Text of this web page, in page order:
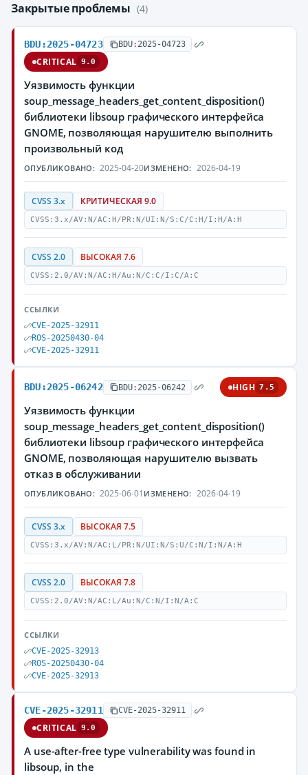
Закрытые проблемы (4)
BDU:2025-04723 BDU:2025-04723
CRITICAL 9.0
Уязвимость функции
soup_message_headers_get_content_disposition()
библиотеки libsoup графического интерфейса
GNOME, позволяющая нарушителю выполнить
произвольный код
ОПУБЛИКОВАНО: 2025-04-20ИЗМЕНЕНО: 2026-04-19
CVSS 3.x КРИТИЧЕСКАЯ 9.0
CVSS:3.x/AV:N/AC:H/PR:N/UI:N/S:C/C:H/I:H/A:H
CVSS 2.0 ВЫСОКАЯ 7.6
CVSS:2.0/AV:N/AC:H/Au:N/C:C/I:C/A:C
ССЫЛКИ
CVE-2025-32911
ROS-20250430-04
CVE-2025-32911
BDU:2025-06242 BDU:2025-06242 HIGH 7.5
Уязвимость функции
soup_message_headers_get_content_disposition()
библиотеки libsoup графического интерфейса
GNOME, позволяющая нарушителю вызвать
отказ в обслуживании
ОПУБЛИКОВАНО: 2025-06-01 ИЗМЕНЕНО: 2026-04-19
CVSS 3.x ВЫСОКАЯ 7.5
CVSS:3.x/AV:N/AC:L/PR:N/UI:N/S:U/C:N/I:N/A:H
CVSS 2.0 ВЫСОКАЯ 7.8
CVSS:2.0/AV:N/AC:L/Au:N/C:N/I:N/A:C
ССЫЛКИ
CVE-2025-32913
ROS-20250430-04
CVE-2025-32913
CVE-2025-32911 CVE-2025-32911
CRITICAL 9.0
A use-after-free type vulnerability was found in
libsoup, in the